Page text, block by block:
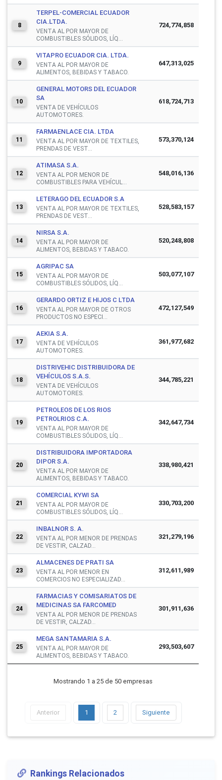
8
TERPEL-COMERCIAL ECUADOR
CIA.LTDA.
VENTA AL POR MAYOR DE
COMBUSTIBLES SÓLIDOS, LÍQ...
724,774,858
9
VITAPRO ECUADOR CIA. LTDA.
VENTA AL POR MAYOR DE
ALIMENTOS, BEBIDAS Y TABACO.
647,313,025
10
GENERAL MOTORS DEL ECUADOR
SA
VENTA DE VEHÍCULOS
AUTOMOTORES.
618,724,713
11
FARMAENLACE CIA. LTDA
VENTA AL POR MAYOR DE TEXTILES,
PRENDAS DE VEST...
573,370,124
12
ATIMASA S.A.
VENTA AL POR MENOR DE
COMBUSTIBLES PARA VEHÍCUL...
548,016,136
13
LETERAGO DEL ECUADOR S.A
VENTA AL POR MAYOR DE TEXTILES,
PRENDAS DE VEST...
528,583,157
14
NIRSA S.A.
VENTA AL POR MAYOR DE
ALIMENTOS, BEBIDAS Y TABACO.
520,248,808
15
AGRIPAC SA
VENTA AL POR MAYOR DE
COMBUSTIBLES SÓLIDOS, LÍQ...
503,077,107
16
GERARDO ORTIZ E HIJOS C LTDA
VENTA AL POR MAYOR DE OTROS
PRODUCTOS NO ESPECI...
472,127,549
17
AEKIA S.A.
VENTA DE VEHÍCULOS
AUTOMOTORES.
361,977,682
18
DISTRIVEHIC DISTRIBUIDORA DE
VEHÍCULOS S.A.S.
VENTA DE VEHÍCULOS
AUTOMOTORES.
344,785,221
19
PETROLEOS DE LOS RIOS
PETROLRIOS C.A.
VENTA AL POR MAYOR DE
COMBUSTIBLES SÓLIDOS, LÍQ...
342,647,734
20
DISTRIBUIDORA IMPORTADORA
DIPOR S.A.
VENTA AL POR MAYOR DE
ALIMENTOS, BEBIDAS Y TABACO.
338,980,421
21
COMERCIAL KYWI SA
VENTA AL POR MAYOR DE
COMBUSTIBLES SÓLIDOS, LÍQ...
330,703,200
22
INBALNOR S. A.
VENTA AL POR MENOR DE PRENDAS
DE VESTIR, CALZAD...
321,279,196
23
ALMACENES DE PRATI SA
VENTA AL POR MENOR EN
COMERCIOS NO ESPECIALIZAD...
312,611,989
24
FARMACIAS Y COMISARIATOS DE
MEDICINAS SA FARCOMED
VENTA AL POR MENOR DE PRENDAS
DE VESTIR, CALZAD...
301,911,636
25
MEGA SANTAMARIA S.A.
VENTA AL POR MAYOR DE
ALIMENTOS, BEBIDAS Y TABACO.
293,503,607
Mostrando 1 a 25 de 50 empresas
Anterior 1 2 Siguiente
Rankings Relacionados